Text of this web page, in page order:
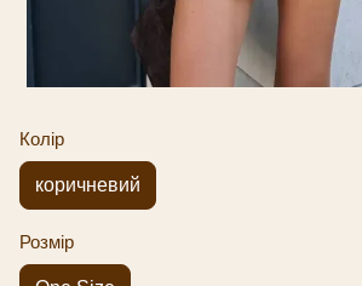
Колір
коричневий
Розмір